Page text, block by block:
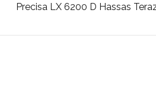
Precisa LX 6200 D Hassas